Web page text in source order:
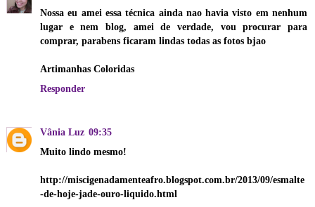
Nossa eu amei essa técnica ainda nao havia visto em nenhum
lugar e nem blog, amei de verdade, vou procurar para
comprar, parabens ficaram lindas todas as fotos bjao
Artimanhas Coloridas
Responder
Vânia Luz 09:35
Muito lindo mesmo!
http://miscigenadamenteafro.blogspot.com.br/2013/09/esmalte
-de-hoje-jade-ouro-liquido.html